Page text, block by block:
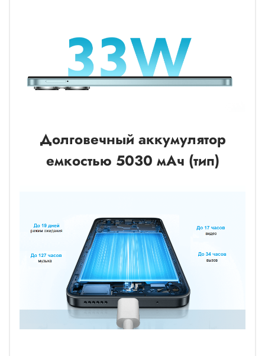
Долговечный аккумулятор
емкостью 5030 мАч (тип)